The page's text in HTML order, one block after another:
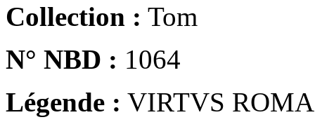
Collection : Tom
N° NBD : 1064
Légende : VIRTVS